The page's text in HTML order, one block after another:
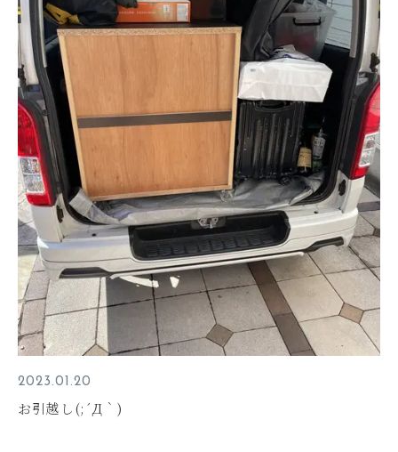
2023.01.20
お引越し(;´Д｀)